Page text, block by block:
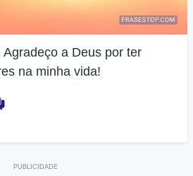
a Deus por ter
na minha vida!